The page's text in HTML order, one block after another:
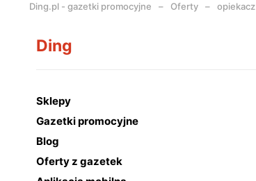
Ding.pl - gazetki promocyjne Oferty opiekacz
Ding
Sklepy
Gazetki promocyjne
Blog
Oferty z gazetek